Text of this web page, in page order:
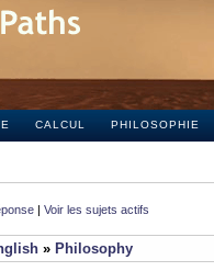
CALCUL PHILOSOPHIE
| Voir les sujets actifs
» Philosophy